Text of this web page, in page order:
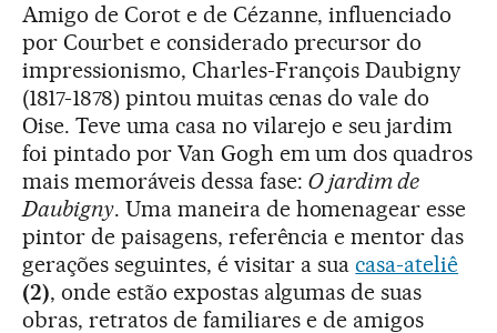
Amigo de Corot e de Cézanne, influenciado
por Courbet e considerado precursor do
impressionismo, Charles-François Daubigny
(1817-1878) pintou muitas cenas do vale do
Oise. Teve uma casa no vilarejo e seu jardim
foi pintado por Van Gogh em um dos quadros
mais memoráveis dessa fase: O jardim de
Daubigny. Uma maneira de homenagear esse
pintor de paisagens, referência e mentor das
gerações seguintes, é visitar a suacasa-ateliê
(2), onde estão expostas algumas de suas
obras, retratos de familiares e de amigos